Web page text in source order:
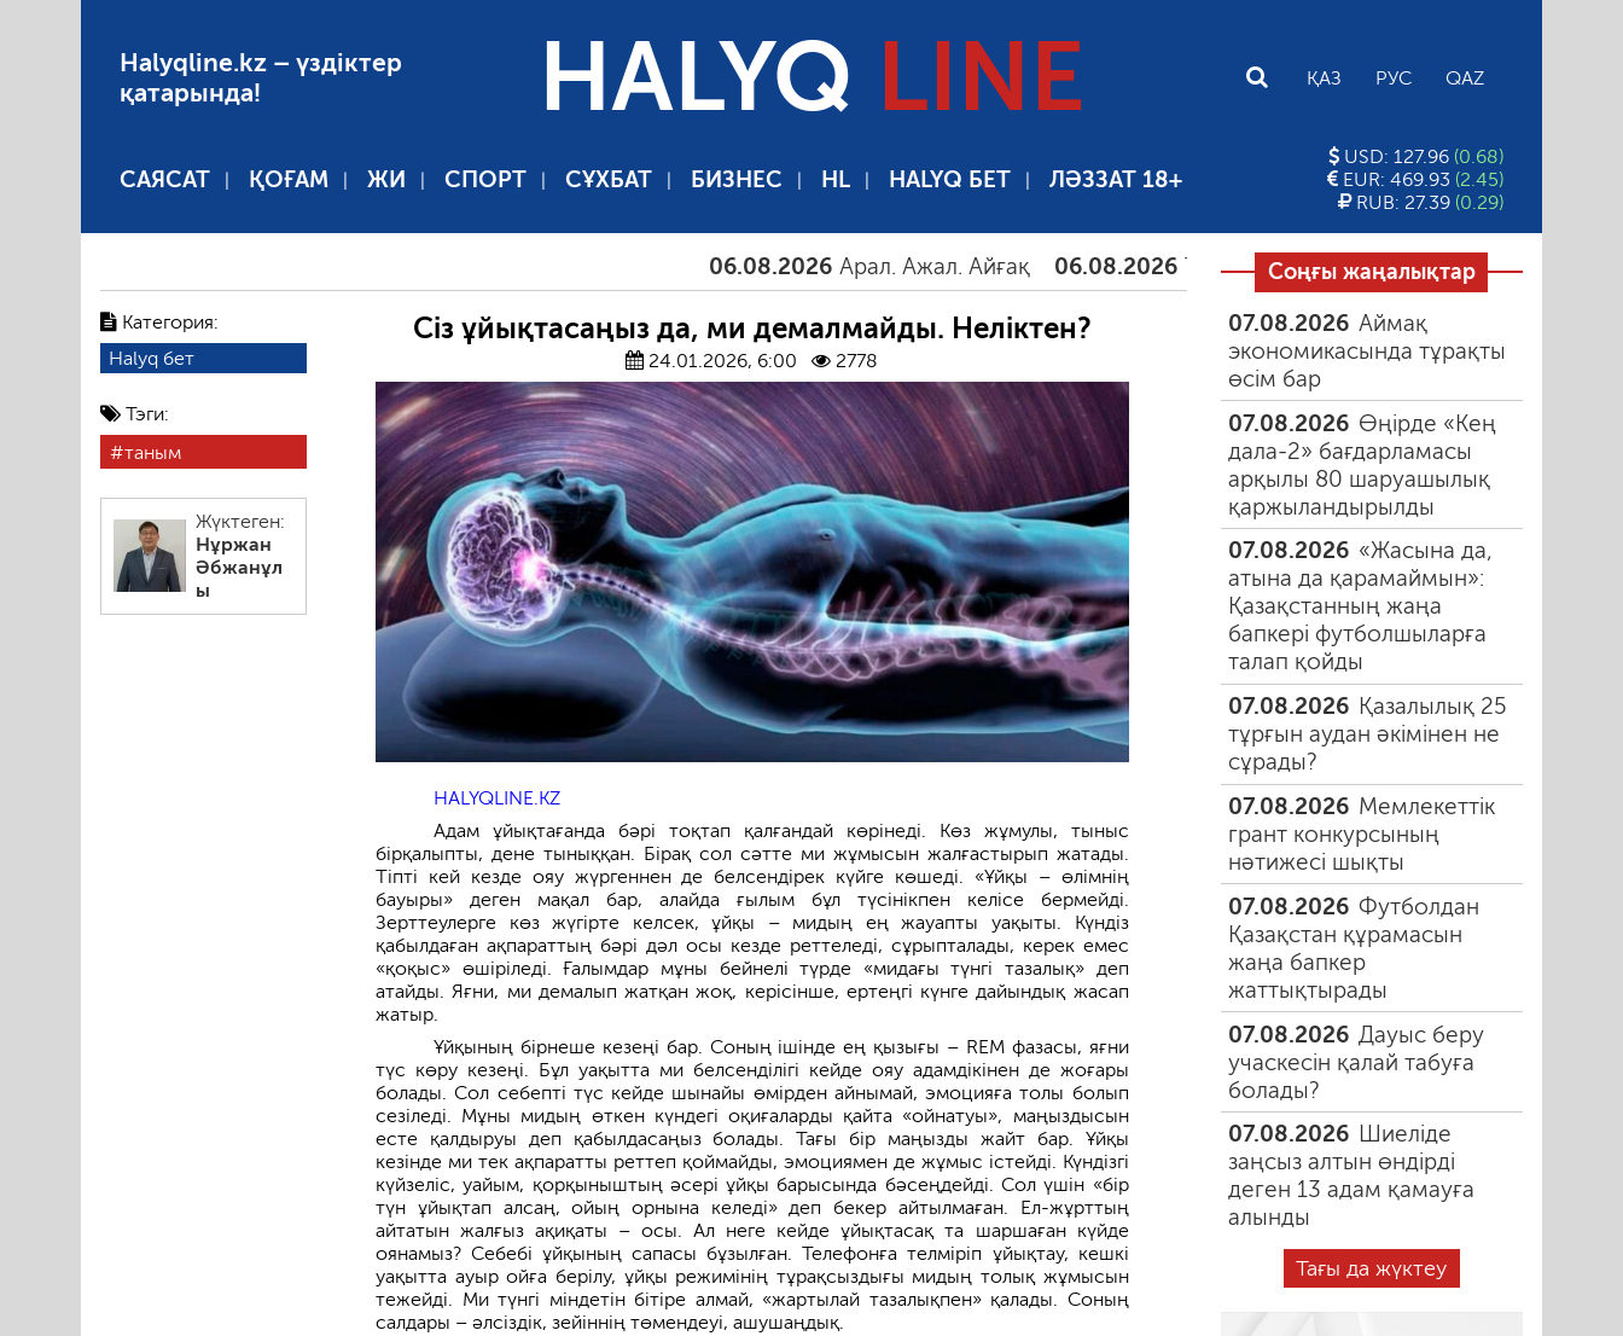
Halyqline.kz – үздіктер
қатарында!
HALYQ LINE ҚАЗ РУС QAZ
САЯСАТ ҚОҒАМ ЖИ СПОРТ СҰХБАТ БИЗНЕС HL HALYQ БЕТ ЛӘЗЗАТ 18+
USD: 127.96 (0.68)
EUR: 469.93 (2.45)
RUB: 27.39 (0.29)
06.08.2026 Арал. Ажал. Айғақ 06.08.2026 Тамыздағы таңғы түтін 06.08.2026 Құмарлық
Категория:
Halyq бет
Тэги:
таным
Жүктеген:
Нұржан
Әбжанұл
ы
Сіз ұйықтасаңыз да, ми демалмайды. Неліктен?
24.01.2026, 6:00 2778
HALYQLINE.KZ
Адам ұйықтағанда бәрі тоқтап қалғандай көрінеді. Көз жұмулы, тыныс
бірқалыпты, дене тыныққан. Бірақ сол сәтте ми жұмысын жалғастырып жатады.
Тіпті кей кезде ояу жүргеннен де белсендірек күйге көшеді. «Ұйқы – өлімнің
бауыры» деген мақал бар, алайда ғылым бұл түсінікпен келісе бермейді.
Зерттеулерге көз жүгірте келсек, ұйқы – мидың ең жауапты уақыты. Күндіз
қабылдаған ақпараттың бәрі дәл осы кезде реттеледі, сұрыпталады, керек емес
«қоқыс» өшіріледі. Ғалымдар мұны бейнелі түрде «мидағы түнгі тазалық» деп
атайды. Яғни, ми демалып жатқан жоқ, керісінше, ертеңгі күнге дайындық жасап
жатыр.
Ұйқының бірнеше кезеңі бар. Соның ішінде ең қызығы – REM фазасы, яғни
түс көру кезеңі. Бұл уақытта ми белсенділігі кейде ояу адамдікінен де жоғары
болады. Сол себепті түс кейде шынайы өмірден айнымай, эмоцияға толы болып
сезіледі. Мұны мидың өткен күндегі оқиғаларды қайта «ойнатуы», маңыздысын
есте қалдыруы деп қабылдасаңыз болады. Тағы бір маңызды жайт бар. Ұйқы
кезінде ми тек ақпаратты реттеп қоймайды, эмоциямен де жұмыс істейді. Күндізгі
күйзеліс, уайым, қорқыныштың әсері ұйқы барысында бәсеңдейді. Сол үшін «бір
түн ұйықтап алсаң, ойың орнына келеді» деп бекер айтылмаған. Ел-жұрттың
айтатын жалғыз ақиқаты – осы. Ал неге кейде ұйықтасақ та шаршаған күйде
оянамыз? Себебі ұйқының сапасы бұзылған. Телефонға телміріп ұйықтау, кешкі
уақытта ауыр ойға берілу, ұйқы режимінің тұрақсыздығы мидың толық жұмысын
тежейді. Ми түнгі міндетін бітіре алмай, «жартылай тазалықпен» қалады. Соның
салдары – әлсіздік, зейіннің төмендеуі, ашушаңдық.
Соңғы жаңалықтар
07.08.2026 Аймақ
экономикасында тұрақты
өсім бар
07.08.2026 Өңірде «Кең
дала-2» бағдарламасы
арқылы 80 шаруашылық
қаржыландырылды
07.08.2026 «Жасына да,
атына да қарамаймын»:
Қазақстанның жаңа
бапкері футболшыларға
талап қойды
07.08.2026 Қазалылық 25
тұрғын аудан әкімінен не
сұрады?
07.08.2026 Мемлекеттік
грант конкурсының
нәтижесі шықты
07.08.2026 Футболдан
Қазақстан құрамасын
жаңа бапкер
жаттықтырады
07.08.2026 Дауыс беру
учаскесін қалай табуға
болады?
07.08.2026 Шиеліде
заңсыз алтын өндірді
деген 13 адам қамауға
алынды
Тағы да жүктеу